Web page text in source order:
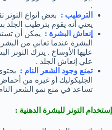
.
الترطيب : بعض أنواع التونر
يعني أنه يقوم بترطيب الجلد
إنعاش البشرة : يمكن أن
البشرة عندما تعاني من
عليها الأوساخ . يترك
علي إنعاش الجلد .
تمنع وجود الشعر النام :
الجليكوليك أو غيره من
تساعد في منع نمو الشعر
إستخدام التونر للبشرة الدهنية :